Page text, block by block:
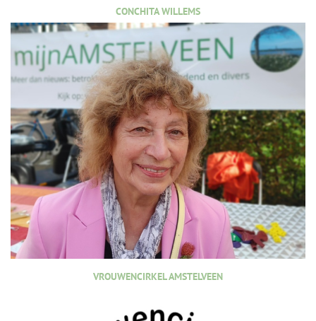
CONCHITA WILLEMS
VROUWENCIRKEL AMSTELVEEN